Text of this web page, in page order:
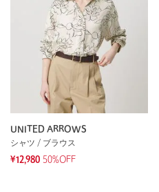
UNITED ARROWS
シャツ / ブラウス
¥12,980 50%OFF